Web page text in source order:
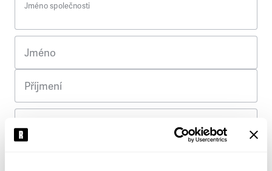
Jméno společnosti
Jméno
Příjmení
Ulice